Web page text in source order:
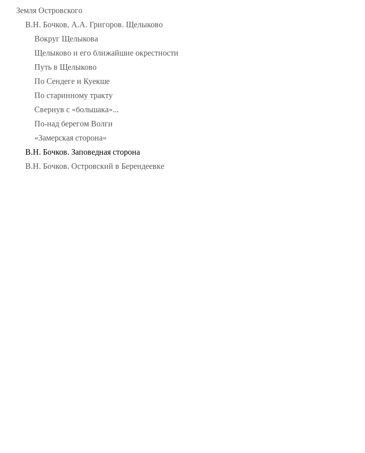
Земля Островского
В.Н. Бочков, А.А. Григоров. Щелыково
Вокруг Щелыкова
Щелыково и его ближайшие окрестности
Путь в Щелыково
По Сендеге и Куекше
По старинному тракту
Свернув с «большака»...
По-над берегом Волги
«Замерская сторона»
В.Н. Бочков. Заповедная сторона
В.Н. Бочков. Островский в Берендеевке